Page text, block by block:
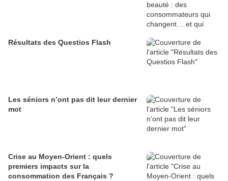
Résultats des Questios Flash
Les séniors n’ont pas dit leur dernier
mot
Crise au Moyen-Orient : quels
premiers impacts sur la
consommation des Français ?